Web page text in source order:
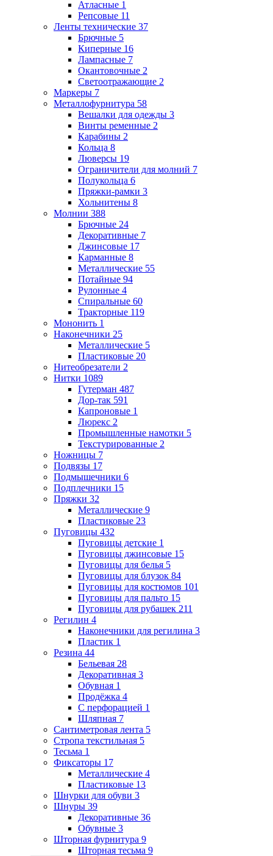
Атласные 1
Репсовые 11
Ленты технические 37
Брючные 5
Киперные 16
Лампасные 7
Окантовочные 2
Светоотражающие 2
Маркеры 7
Металлофурнитура 58
Вешалки для одежды 3
Винты ременные 2
Карабины 2
Кольца 8
Люверсы 19
Ограничители для молний 7
Полукольца 6
Пряжки-рамки 3
Хольнитены 8
Молнии 388
Брючные 24
Декоративные 7
Джинсовые 17
Карманные 8
Металлические 55
Потайные 94
Рулонные 4
Спиральные 60
Тракторные 119
Мононить 1
Наконечники 25
Металлические 5
Пластиковые 20
Нитеобрезатели 2
Нитки 1089
Гутерман 487
Дор-так 591
Капроновые 1
Люрекс 2
Промышленные намотки 5
Текстурированные 2
Ножницы 7
Подвязы 17
Подмышечники 6
Подплечники 15
Пряжки 32
Металлические 9
Пластиковые 23
Пуговицы 432
Пуговицы детские 1
Пуговицы джинсовые 15
Пуговицы для белья 5
Пуговицы для блузок 84
Пуговицы для костюмов 101
Пуговицы для пальто 15
Пуговицы для рубашек 211
Регилин 4
Наконечники для регилина 3
Пластик 1
Резина 44
Бельевая 28
Декоративная 3
Обувная 1
Продёжка 4
С перфорацией 1
Шляпная 7
Сантиметровая лента 5
Стропа текстильная 5
Тесьма 1
Фиксаторы 17
Металлические 4
Пластиковые 13
Шнурки для обуви 3
Шнуры 39
Декоративные 36
Обувные 3
Шторная фурнитура 9
Шторная тесьма 9